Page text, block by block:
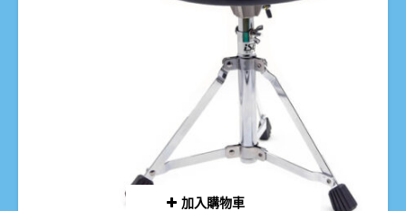
加入購物車